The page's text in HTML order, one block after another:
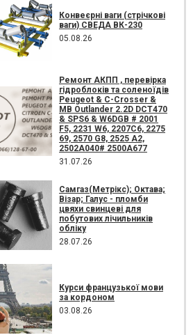
Конвеєрні ваги (стрічкові
ваги) СВЕДА ВК-230
05.08.26
Ремонт АКПП , перевірка
гідроблоків та соленоїдів
Peugeot & C-Crosser &
MB Outlander 2.2D DCT470
& SPS6 & W6DGB # 2001
F5, 2231 W6, 2207C6, 2275
69, 2570 G8, 2525 A2,
2502A040# 2500A677
31.07.26
Самгаз(Метрікс); Октава;
Візар; Галус - пломби
цвяхи свинцеві для
побутових лічильників
обліку
28.07.26
Курси французької мови
за кордоном
03.08.26